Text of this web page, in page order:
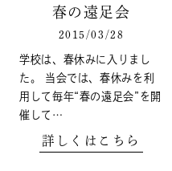
春の遠足会
2015/03/28
学校は、春休みに入りまし
た。 当会では、春休みを利
用して毎年“春の遠足会”を開
催して…
詳しくはこちら